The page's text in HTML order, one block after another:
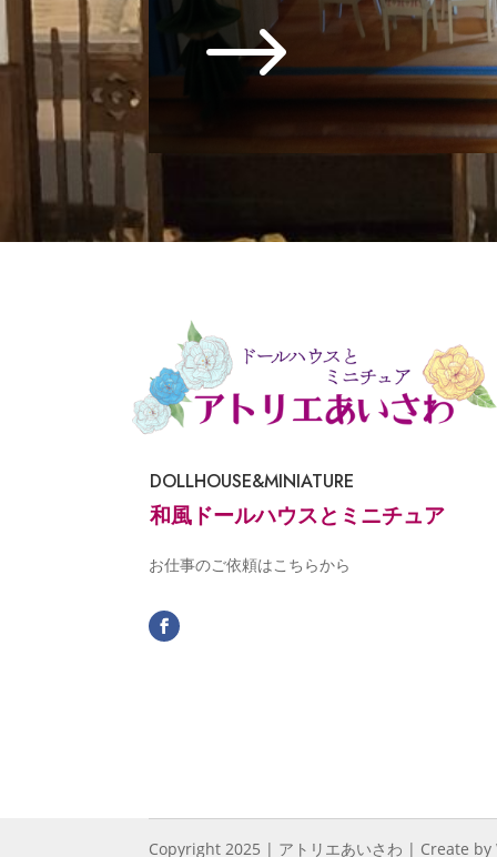
$
DOLLHOUSE&MINIATURE
和風ドールハウスとミニチュア
お仕事のご依頼はこちらから
Copyright 2025 | アトリエあいさわ | Create by